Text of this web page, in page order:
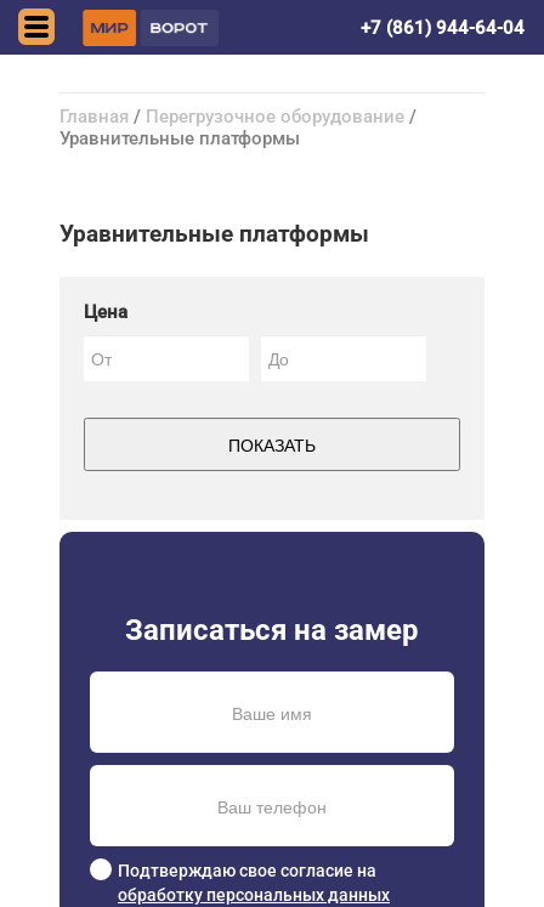
+7 (861) 944-64-04
Главная / Перегрузочное оборудование /
Уравнительные платформы
Уравнительные платформы
Цена
ПОКАЗАТЬ
Записаться на замер
Подтверждаю свое согласие на
обработку персональных данных